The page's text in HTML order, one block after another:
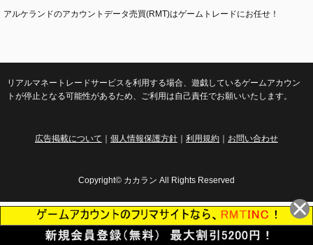
アルケランドのアカウントデータ売買(RMT)はゲームトレードにお任せ！
リアルマネートレードサービスを利用する場合、遊戯しているゲームアカウン
トが停止となる可能性があるため、ご利用は自己責任でお願いいたします。
広告掲載について 個人情報保護方針 利用規約 お問い合わせ
Copyright© カカラン All Rights Reserved